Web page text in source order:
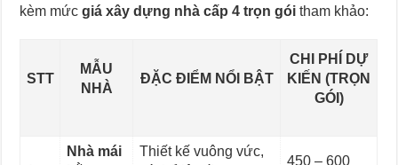
kèm mứcgiá xây dựng nhà cấp 4 trọn gói tham khảo:
STT
MẪU
NHÀ
ĐẶC ĐIỂM NỔI BẬT
CHI PHÍ DỰ
KIẾN (TRỌN
GÓI)
Nhà mái
Thiết kế vuông vức,
450 – 600